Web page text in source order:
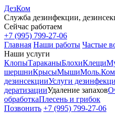
ДезКом
Служба дезинфекции,
Сейчас работаем
+7 (995) 799-27-06
Главная Наши работы Частые
Наши услуги
КлопыТараканыБлохиКлещи
шершниКрысыМышиМоль.
дезинсекцииУслуги
дератизацииУдаление запахов
обработкаПлесень и грибок
Позвонить +7 (995) 799-27-06